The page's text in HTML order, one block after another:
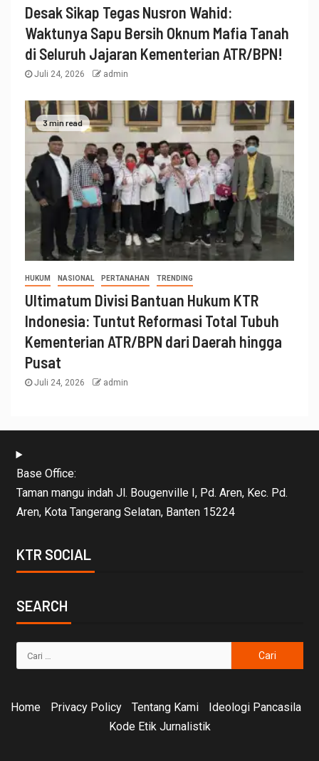
Desak Sikap Tegas Nusron Wahid:
Waktunya Sapu Bersih Oknum Mafia Tanah
di Seluruh Jajaran Kementerian ATR/BPN!
Juli 24, 2026 admin
3 min read
HUKUM NASIONAL PERTANAHAN TRENDING
Ultimatum Divisi Bantuan Hukum KTR
Indonesia: Tuntut Reformasi Total Tubuh
Kementerian ATR/BPN dari Daerah hingga
Pusat
Juli 24, 2026 admin
Base Office:
Taman mangu indah Jl. Bougenville I, Pd. Aren, Kec. Pd.
Aren, Kota Tangerang Selatan, Banten 15224
KTR SOCIAL
SEARCH
Home Privacy Policy Tentang Kami
Ideologi Pancasila
Kode Etik Jurnalistik